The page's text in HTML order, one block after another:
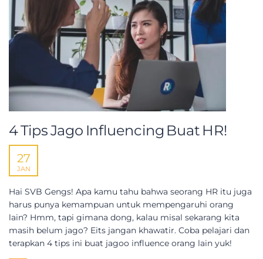
4 Tips Jago Influencing Buat HR!
27
JAN
Hai SVB Gengs! Apa kamu tahu bahwa seorang HR itu juga
harus punya kemampuan untuk mempengaruhi orang
lain? Hmm, tapi gimana dong, kalau misal sekarang kita
masih belum jago? Eits jangan khawatir. Coba pelajari dan
terapkan 4 tips ini buat jagoo influence orang lain yuk!